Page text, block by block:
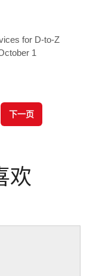
for D-to-Z
1
下一页
欢